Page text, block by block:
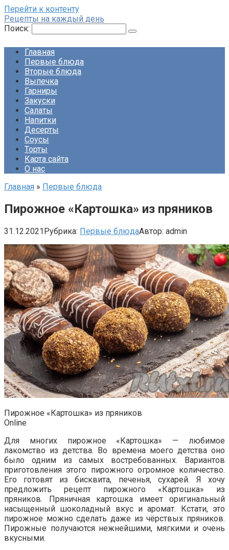
Перейти к контенту
Рецепты на каждый день
Поиск:
Главная
Первые блюда
Вторые блюда
Выпечка
Гарниры
Закуски
Салаты
Напитки
Десерты
Соусы
Торты
Карта сайта
О нас
Главная » Первые блюда
Пирожное «Картошка» из пряников
31.12.2021Рубрика: Первые блюдаАвтор: admin
Пирожное «Картошка» из пряников
Online
Для многих пирожное «Картошка» — любимое
лакомство из детства. Во времена моего детства оно
было одним из самых востребованных. Вариантов
приготовления этого пирожного огромное количество.
Его готовят из бисквита, печенья, сухарей. Я хочу
предложить рецепт пирожного «Картошка» из
пряников. Пряничная картошка имеет оригинальный
насыщенный шоколадный вкус и аромат. Кстати, это
пирожное можно сделать даже из чёрствых пряников.
Пирожные получаются нежнейшими, мягкими и очень
вкусными.